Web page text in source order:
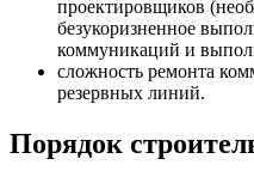
проектировщиков
безукоризненное
коммуникаций и
сложность ремонта
резервных линий.
Порядок